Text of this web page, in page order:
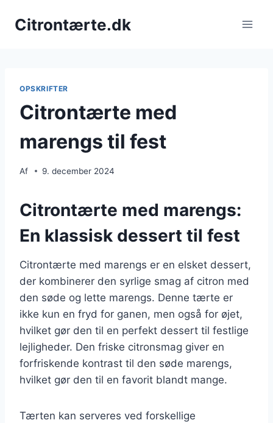
Citrontærte.dk
OPSKRIFTER
Citrontærte med
marengs til fest
Af 9. december 2024
Citrontærte med marengs:
En klassisk dessert til fest
Citrontærte med marengs er en elsket dessert,
der kombinerer den syrlige smag af citron med
den søde og lette marengs. Denne tærte er
ikke kun en fryd for ganen, men også for øjet,
hvilket gør den til en perfekt dessert til festlige
lejligheder. Den friske citronsmag giver en
forfriskende kontrast til den søde marengs,
hvilket gør den til en favorit blandt mange.
Tærten kan serveres ved forskellige